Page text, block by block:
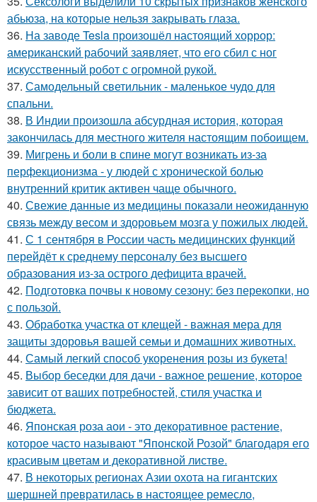
абьюза, на которые нельзя закрывать глаза.
36. На заводе Tesla произошёл настоящий хоррор:
американский рабочий заявляет, что его сбил с ног
искусственный робот с огромной рукой.
37. Самодельный светильник - маленькое чудо для
спальни.
38. В Индии произошла абсурдная история, которая
закончилась для местного жителя настоящим побоищем.
39. Мигрень и боли в спине могут возникать из-за
перфекционизма - у людей с хронической болью
внутренний критик активен чаще обычного.
40. Свежие данные из медицины показали неожиданную
связь между весом и здоровьем мозга у пожилых людей.
41. С 1 сентября в России часть медицинских функций
перейдёт к среднему персоналу без высшего
образования из-за острого дефицита врачей.
42. Подготовка почвы к новому сезону: без перекопки, но
с пользой.
43. Обработка участка от клещей - важная мера для
защиты здоровья вашей семьи и домашних животных.
44. Самый легкий способ укоренения розы из букета!
45. Выбор беседки для дачи - важное решение, которое
зависит от ваших потребностей, стиля участка и
бюджета.
46. Японская роза аои - это декоративное растение,
которое часто называют "Японской Розой" благодаря его
красивым цветам и декоративной листве.
47. В некоторых регионах Азии охота на гигантских
шершней превратилась в настоящее ремесло,